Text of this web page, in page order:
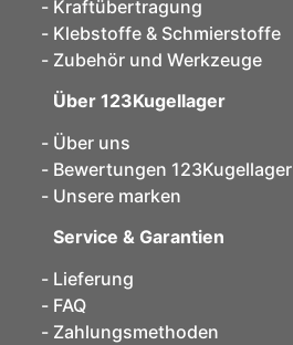
Kraftübertragung
Klebstoffe & Schmierstoffe
Zubehör und Werkzeuge
Über 123Kugellager
Über uns
Bewertungen 123Kugellager
Unsere marken
Service & Garantien
Lieferung
FAQ
Zahlungsmethoden